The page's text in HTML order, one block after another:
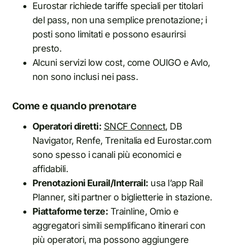
Eurostar richiede tariffe speciali per titolari
del pass, non una semplice prenotazione; i
posti sono limitati e possono esaurirsi
presto.
Alcuni servizi low cost, come OUIGO e Avlo,
non sono inclusi nei pass.
Come e quando prenotare
Operatori diretti: SNCF Connect, DB
Navigator, Renfe, Trenitalia ed Eurostar.com
sono spesso i canali più economici e
affidabili.
Prenotazioni Eurail/Interrail: usa l’app Rail
Planner, siti partner o biglietterie in stazione.
Piattaforme terze: Trainline, Omio e
aggregatori simili semplificano itinerari con
più operatori, ma possono aggiungere